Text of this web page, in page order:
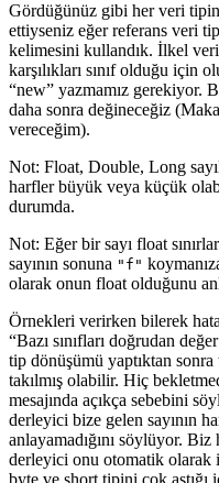
Gördüğünüz gibi her veri
ettiyseniz eğer referans veri
kelimesini kullandık. İlkel
karşılıkları sınıf olduğu için
“new” yazmamız gerekiyor.
daha sonra değineceğiz
vereceğim).
Not: Float, Double, Long
harfler büyük veya küçük
durumda.
Not: Eğer bir sayı float
sayının sonuna "f"
olarak onun float olduğunu
Örnekleri verirken bilerek
“Bazı sınıfları doğrudan
tip dönüşümü yaptıktan
takılmış olabilir. Hiç
mesajında açıkça sebebini
derleyici bize gelen sayının
anlayamadığını söylüyor. Biz
derleyici onu otomatik olarak